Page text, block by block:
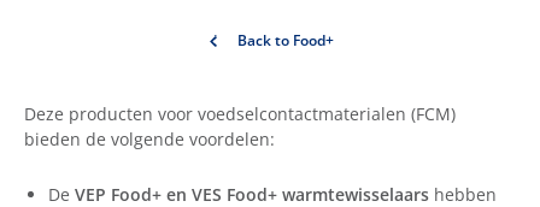
Back to Food+
Deze producten voor voedselcontactmaterialen (FCM)
bieden de volgende voordelen:
De VEP Food+ en VES Food+ warmtewisselaars hebben